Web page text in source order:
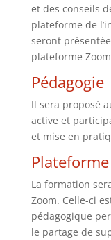
et des conseils
plateforme de
seront
plateforme Zoom
Pédagogie
Il sera proposé
active et
et mise en
La formation
Zoom. Celle-ci
pédagogique
le partage de